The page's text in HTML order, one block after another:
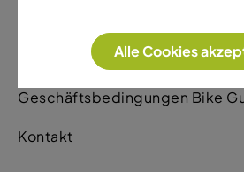
Leihbedingungen Bike Verleih
Geschäftsbedingungen Bike
Kontakt
Alle Cookies